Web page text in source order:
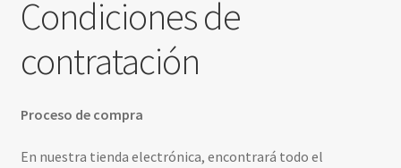
Contexto
Tienda
Descargas
Librerías asociadas
Condiciones de
contratación
Proceso de compra
En nuestra tienda electrónica, encontrará todo el